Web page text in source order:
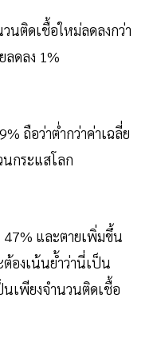
นติดเชื้อใหม่ลดลงกว่า
ดลง 1%
ถือว่าต่ำกว่าค่าเฉลี่ย
กระแสโลก
และตายเพิ่มขึ้น
องเน้นย้ำว่านี่เป็น
นเพียงจำนวนติดเชื้อ